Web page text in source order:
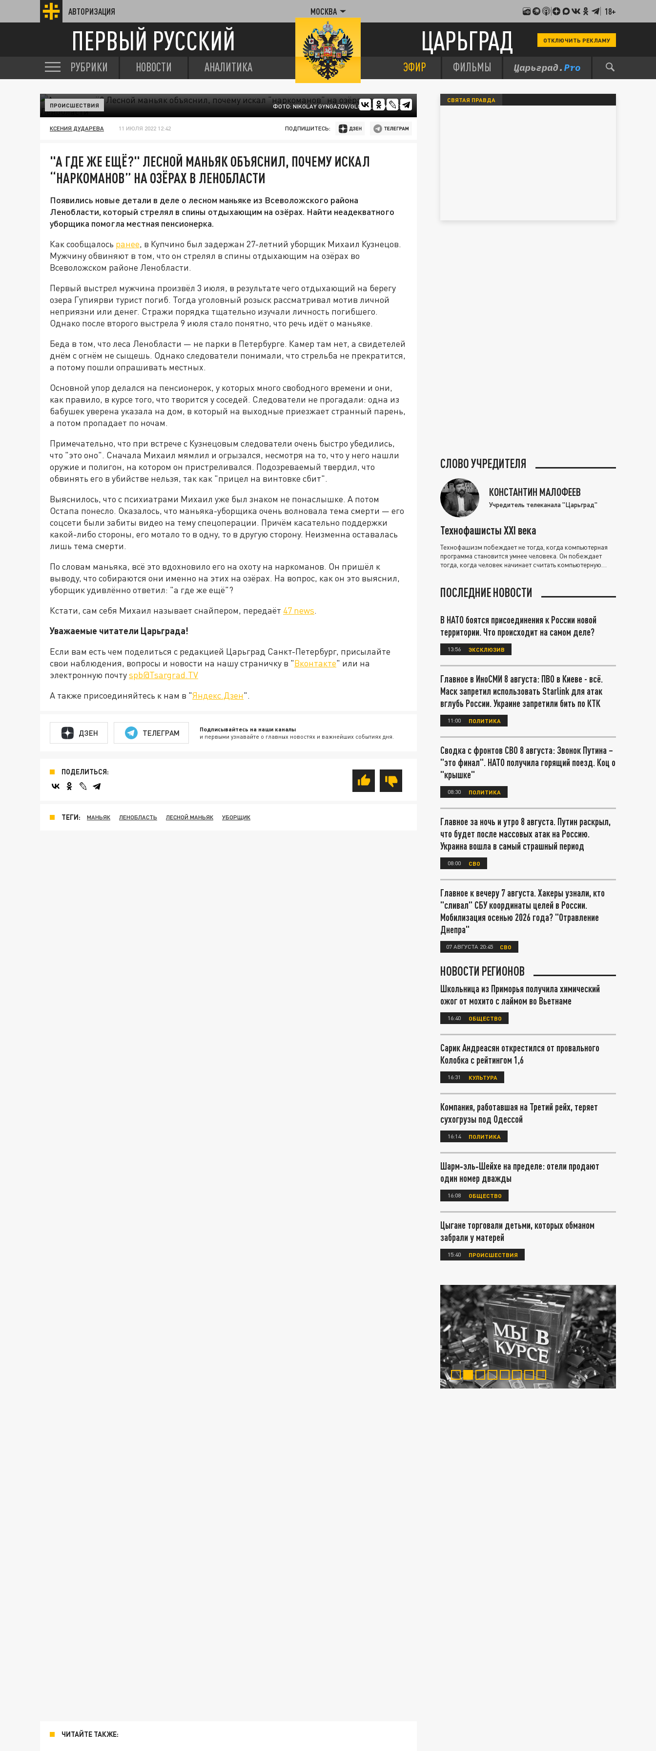
АВТОРИЗАЦИЯ МОСКВА 18+
ПЕРВЫЙ РУССКИЙ ЦАРЬГРАД ОТКЛЮЧИТЬ РЕКЛАМУ
РУБРИКИ НОВОСТИ АНАЛИТИКА ЭФИР ФИЛЬМЫ
ФОТО: NIKOLAY GYNGAZOV/GLOBALLOOKPRESS
ПРОИСШЕСТВИЯ
КСЕНИЯ ДУДАРЕВА 11 ИЮЛЯ 2022 12:42 ПОДПИШИТЕСЬ:
"А ГДЕ ЖЕ ЕЩЁ?" ЛЕСНОЙ МАНЬЯК ОБЪЯСНИЛ, ПОЧЕМУ ИСКАЛ
“НАРКОМАНОВ” НА ОЗЁРАХ В ЛЕНОБЛАСТИ
Появились новые детали в деле о лесном маньяке из Всеволожского района
Ленобласти, который стрелял в спины отдыхающим на озёрах. Найти неадекватного
уборщика помогла местная пенсионерка.
Как сообщалось ранее, в Купчино был задержан 27-летний уборщик Михаил Кузнецов.
Мужчину обвиняют в том, что он стрелял в спины отдыхающим на озёрах во
Всеволожском районе Ленобласти.
Первый выстрел мужчина произвёл 3 июля, в результате чего отдыхающий на берегу
озера Гупиярви турист погиб. Тогда уголовный розыск рассматривал мотив личной
неприязни или денег. Стражи порядка тщательно изучали личность погибшего.
Однако после второго выстрела 9 июля стало понятно, что речь идёт о маньяке.
Беда в том, что леса Ленобласти — не парки в Петербурге. Камер там нет, а свидетелей
днём с огнём не сыщешь. Однако следователи понимали, что стрельба не прекратится,
а потому пошли опрашивать местных.
Основной упор делался на пенсионерок, у которых много свободного времени и они,
как правило, в курсе того, что творится у соседей. Следователи не прогадали: одна из
бабушек уверена указала на дом, в который на выходные приезжает странный парень,
а потом пропадает по ночам.
Примечательно, что при встрече с Кузнецовым следователи очень быстро убедились,
что "это оно". Сначала Михаил мямлил и огрызался, несмотря на то, что у него нашли
оружие и полигон, на котором он пристреливался. Подозреваемый твердил, что
обвинять его в убийстве нельзя, так как "прицел на винтовке сбит".
Выяснилось, что с психиатрами Михаил уже был знаком не понаслышке. А потом
Остапа понесло. Оказалось, что маньяка-уборщика очень волновала тема смерти — его
соцсети были забиты видео на тему спецоперации. Причём касательно поддержки
какой-либо стороны, его мотало то в одну, то в другую сторону. Неизменна оставалась
лишь тема смерти.
По словам маньяка, всё это вдохновило его на охоту на наркоманов. Он пришёл к
выводу, что собираются они именно на этих на озёрах. На вопрос, как он это выяснил,
уборщик удивлённо ответил: "а где же ещё"?
Кстати, сам себя Михаил называет снайпером, передаёт 47 news.
Уважаемые читатели Царьграда!
Если вам есть чем поделиться с редакцией Царьград Санкт-Петербург, присылайте
свои наблюдения, вопросы и новости на нашу страничку в "Вконтакте" или на
электронную почтуspb@Tsargrad.TV
А также присоединяйтесь к нам в "Яндекс.Дзен".
ДЗЕН ТЕЛЕГРАМ Подписывайтесь на наши каналы
и первыми узнавайте о главных новостях и важнейших событиях дня.
ПОДЕЛИТЬСЯ:
ТЕГИ: МАНЬЯК ЛЕНОБЛАСТЬ ЛЕСНОЙ МАНЬЯК УБОРЩИК
ЧИТАЙТЕ ТАКЖЕ:
СВЯТАЯ ПРАВДА
СЛОВО УЧРЕДИТЕЛЯ
КОНСТАНТИН МАЛОФЕЕВ
Учредитель телеканала "Царьград"
Технофашисты XXI века
Технофашизм побеждает не тогда, когда компьютерная
программа становится умнее человека. Он побеждает
тогда, когда человек начинает считать компьютерную
ПОСЛЕДНИЕ НОВОСТИ
В НАТО боятся присоединения к России новой
территории. Что происходит на самом деле?
13:56 ЭКСКЛЮЗИВ
Главное в ИноСМИ 8 августа: ПВО в Киеве - всё.
Маск запретил использовать Starlink для атак
вглубь России. Украине запретили бить по КТК
11:00 ПОЛИТИКА
Сводка с фронтов СВО 8 августа: Звонок Путина –
"это финал". НАТО получила горящий поезд. Коц о
"крышке"
08:30 ПОЛИТИКА
Главное за ночь и утро 8 августа. Путин раскрыл,
что будет после массовых атак на Россию.
Украина вошла в самый страшный период
08:00 СВО
Главное к вечеру 7 августа. Хакеры узнали, кто
"сливал" СБУ координаты целей в России.
Мобилизация осенью 2026 года? "Отравление
Днепра"
07 АВГУСТА 20:45 СВО
НОВОСТИ РЕГИОНОВ
Школьница из Приморья получила химический
ожог от мохито с лаймом во Вьетнаме
16:40 ОБЩЕСТВО
Сарик Андреасян открестился от провального
Колобка с рейтингом 1,6
16:31 КУЛЬТУРА
Компания, работавшая на Третий рейх, теряет
сухогрузы под Одессой
16:14 ПОЛИТИКА
Шарм‑эль‑Шейхе на пределе: отели продают
один номер дважды
16:08 ОБЩЕСТВО
Цыгане торговали детьми, которых обманом
забрали у матерей
15:40 ПРОИСШЕСТВИЯ